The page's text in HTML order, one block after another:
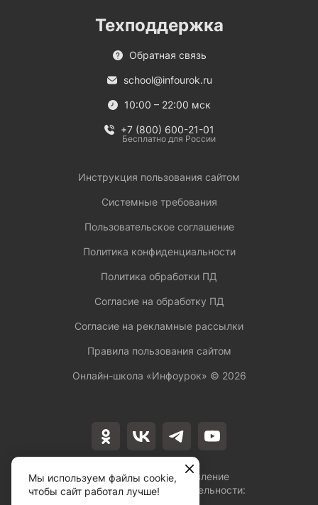
Лицензия на осуществление
образовательной деятельности:
Техподдержка
Обратная связь
school@infourok.ru
10:00 – 22:00 мск
+7 (800) 600-21-01
Бесплатно для России
Инструкция пользования сайтом
Системные требования
Пользовательское соглашение
Политика конфиденциальности
Политика обработки ПД
Согласие на обработку ПД
Согласие на рекламные рассылки
Правила пользования сайтом
Онлайн-школа «Инфоурок» © 2026
Мы используем файлы cookie,
чтобы сайт работал лучше!